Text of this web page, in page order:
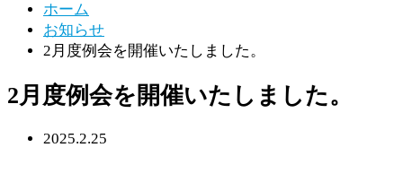
ホーム
お知らせ
2月度例会を開催いたしました。
2月度例会を開催いたしました。
2025.2.25